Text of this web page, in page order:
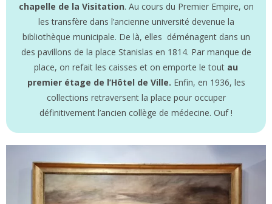
chapelle de la Visitation. Au cours du Premier Empire, on
les transfère dans l’ancienne université devenue la
bibliothèque municipale. De là, elles déménagent dans un
des pavillons de la place Stanislas en 1814. Par manque de
place, on refait les caisses et on emporte le tout au
premier étage de l’Hôtel de Ville. Enfin, en 1936, les
collections retraversent la place pour occuper
définitivement l’ancien collège de médecine. Ouf !